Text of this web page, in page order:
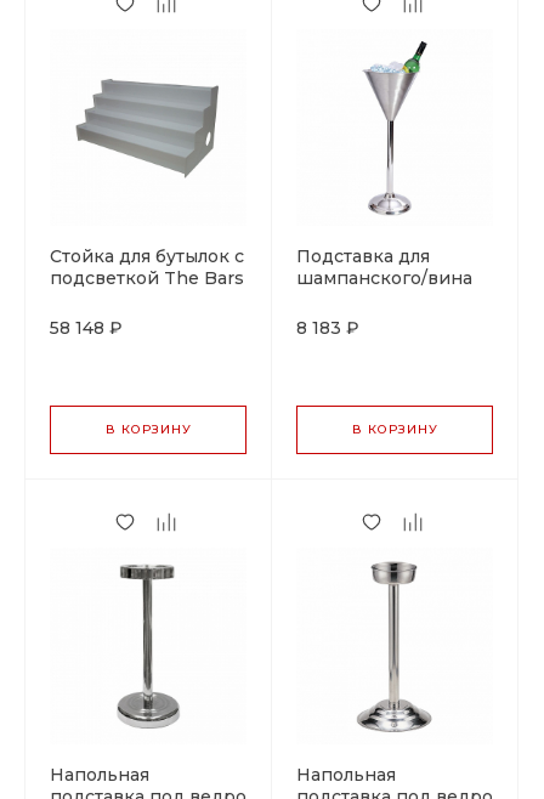
Стойка для бутылок с
подсветкой The Bars
58 148 ₽
В КОРЗИНУ
Подставка для
шампанского/вина
- BarWare
8 183 ₽
В КОРЗИНУ
Напольная
Напольная